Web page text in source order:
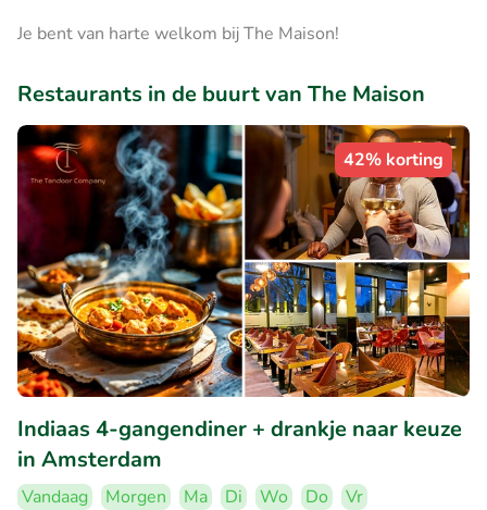
Je bent van harte welkom bij The Maison!
Restaurants in de buurt van The Maison
42% korting
Indiaas 4-gangendiner + drankje naar keuze
in Amsterdam
Vandaag Morgen Ma Di Wo Do
Vr